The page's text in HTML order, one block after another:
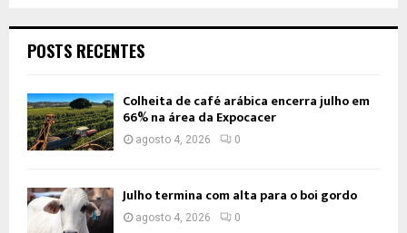
POSTS RECENTES
Colheita de café arábica encerra julho em
66% na área da Expocacer
agosto 4, 2026 0
Julho termina com alta para o boi gordo
agosto 4, 2026 0